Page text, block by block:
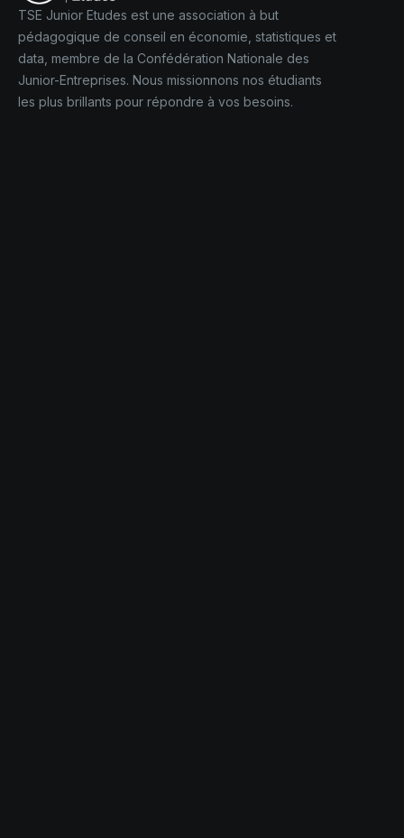
TSE Junior Etudes est une association à but
pédagogique de conseil en économie, statistiques et
data, membre de la Confédération Nationale des
Junior-Entreprises. Nous missionnons nos étudiants
les plus brillants pour répondre à vos besoins.